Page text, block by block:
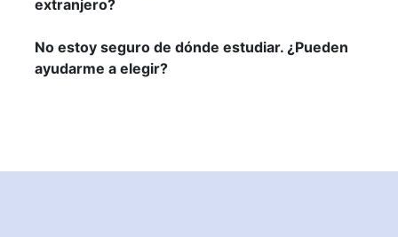
extranjero?
No estoy seguro de dónde estudiar. ¿Pueden
ayudarme a elegir?